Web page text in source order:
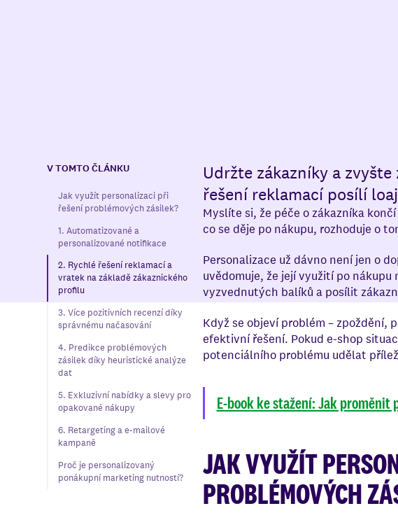
V TOMTO ČLÁNKU
Jak využít personalizaci při
řešení problémových zásilek?
1. Automatizované a
personalizované notifikace
2. Rychlé řešení reklamací a
vratek na základě zákaznického
profilu
3. Více pozitivních recenzí díky
správnému načasování
4. Predikce problémových
zásilek díky heuristické analýze
dat
5. Exkluzivní nabídky a slevy pro
opakované nákupy
6. Retargeting a e-mailové
kampaně
Proč je personalizovaný
ponákupní marketing nutností?
Udržte zákazníky a
řešení reklamací posílí
Myslíte si, že péče o zákazníka
co se děje po nákupu, rozhoduje o
Personalizace už dávno není jen o
uvědomuje, že její využití po
vyzvednutých balíků a posílit
Když se objeví problém – zpoždění,
efektivní řešení. Pokud e-shop
potenciálního problému udělat
E-book ke stažení: Jak proměnit
JAK VYUŽÍT
PROBLÉMOVÝCH